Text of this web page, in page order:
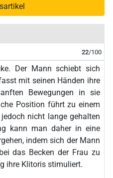
22/100
Der Mann schiebt sich
mit seinen Händen ihre
Bewegungen in sie
Position führt zu einem
nicht lange gehalten
kann man daher in eine
indem sich der Mann
das Becken der Frau zu
ihre Klitoris stimuliert.